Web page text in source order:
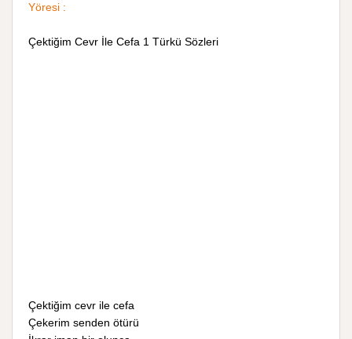
Yöresi :
Çektiğim Cevr İle Cefa 1 Türkü Sözleri
Çektiğim cevr ile cefa
Çekerim senden ötürü